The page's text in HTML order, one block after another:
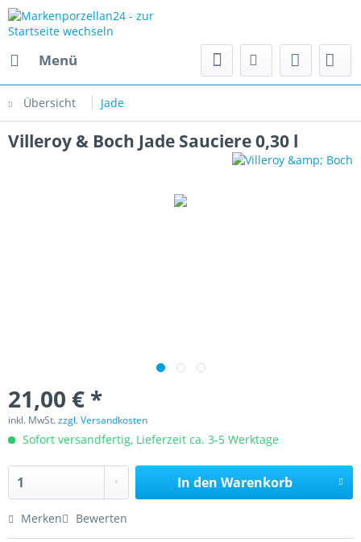
Menü
Übersicht Jade
Villeroy & Boch Jade Sauciere 0,30 l
21,00 € *
inkl. MwSt.zzgl. Versandkosten
Sofort versandfertig, Lieferzeit ca. 3-5 Werktage
In den Warenkorb
Merken Bewerten